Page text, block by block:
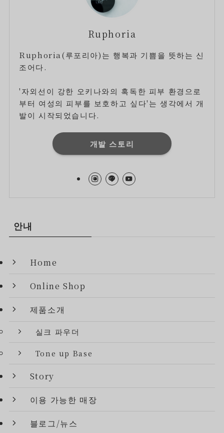
Ruphoria
Ruphoria(루포리아)는 행복과 기쁨을 뜻하는 신
조어다.
'자외선이 강한 오키나와의 혹독한 피부 환경으로
부터 여성의 피부를 보호하고 싶다'는 생각에서 개
발이 시작되었습니다.
개발 스토리
안내
Home
Online Shop
제품소개
실크 파우더
Tone up Base
Story
이용 가능한 매장
블로그/뉴스